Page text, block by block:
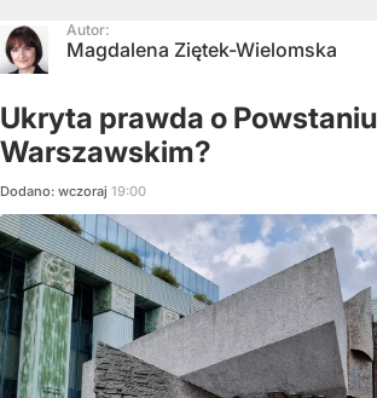
Autor:
Magdalena Ziętek-Wielomska
Ukryta prawda o Powstaniu
Warszawskim?
Dodano: wczoraj 19:00